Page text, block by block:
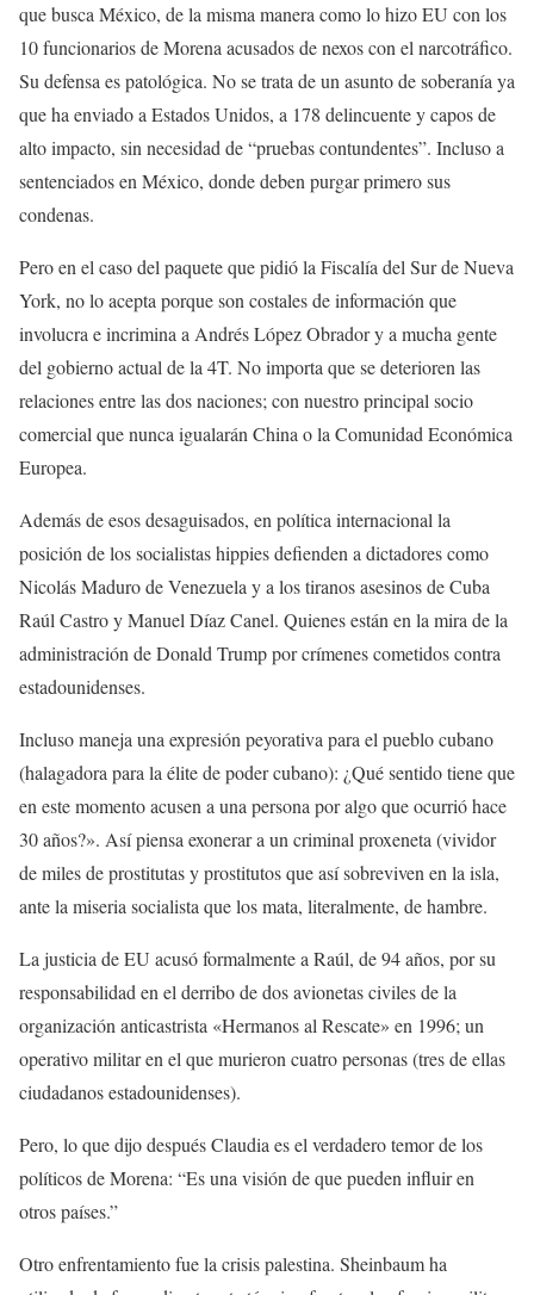
que busca México, de la misma manera como lo hizo EU con los
10 funcionarios de Morena acusados de nexos con el narcotráfico.
Su defensa es patológica. No se trata de un asunto de soberanía ya
que ha enviado a Estados Unidos, a 178 delincuente y capos de
alto impacto, sin necesidad de “pruebas contundentes”. Incluso a
sentenciados en México, donde deben purgar primero sus
condenas.
Pero en el caso del paquete que pidió la Fiscalía del Sur de Nueva
York, no lo acepta porque son costales de información que
involucra e incrimina a Andrés López Obrador y a mucha gente
del gobierno actual de la 4T. No importa que se deterioren las
relaciones entre las dos naciones; con nuestro principal socio
comercial que nunca igualarán China o la Comunidad Económica
Europea.
Además de esos desaguisados, en política internacional la
posición de los socialistas hippies defienden a dictadores como
Nicolás Maduro de Venezuela y a los tiranos asesinos de Cuba
Raúl Castro y Manuel Díaz Canel. Quienes están en la mira de la
administración de Donald Trump por crímenes cometidos contra
estadounidenses.
Incluso maneja una expresión peyorativa para el pueblo cubano
(halagadora para la élite de poder cubano): ¿Qué sentido tiene que
en este momento acusen a una persona por algo que ocurrió hace
30 años?». Así piensa exonerar a un criminal proxeneta (vividor
de miles de prostitutas y prostitutos que así sobreviven en la isla,
ante la miseria socialista que los mata, literalmente, de hambre.
La justicia de EU acusó formalmente a Raúl, de 94 años, por su
responsabilidad en el derribo de dos avionetas civiles de la
organización anticastrista «Hermanos al Rescate» en 1996; un
operativo militar en el que murieron cuatro personas (tres de ellas
ciudadanos estadounidenses).
Pero, lo que dijo después Claudia es el verdadero temor de los
políticos de Morena: “Es una visión de que pueden influir en
otros países.”
Otro enfrentamiento fue la crisis palestina. Sheinbaum ha